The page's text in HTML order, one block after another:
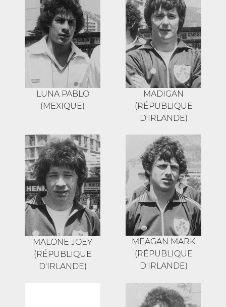
LUNA PABLO
(MEXIQUE)
MADIGAN
(RÉPUBLIQUE
D'IRLANDE)
MALONE JOEY
(RÉPUBLIQUE
D'IRLANDE)
MEAGAN MARK
(RÉPUBLIQUE
D'IRLANDE)